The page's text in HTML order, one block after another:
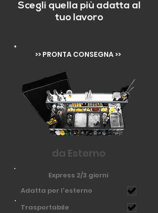
Scegli quella più adatta al
tuo lavoro
>> PRONTA CONSEGNA >>
da Esterno
Express 2/3 giorni
Adatta per l'esterno
Trasportabile